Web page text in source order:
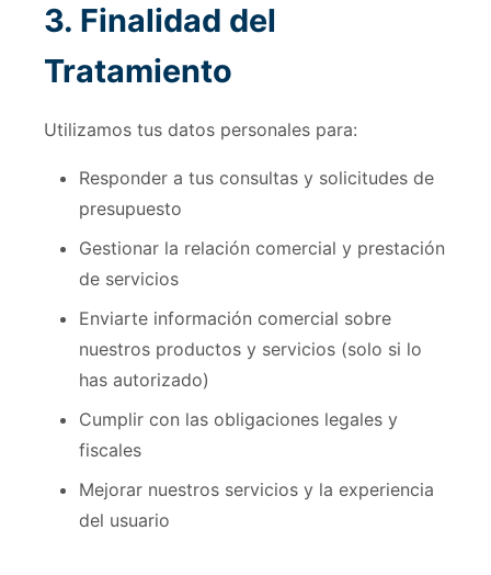
3. Finalidad del
Tratamiento
Utilizamos tus datos personales para:
Responder a tus consultas y solicitudes de
presupuesto
Gestionar la relación comercial y prestación
de servicios
Enviarte información comercial sobre
nuestros productos y servicios (solo si lo
has autorizado)
Cumplir con las obligaciones legales y
fiscales
Mejorar nuestros servicios y la experiencia
del usuario